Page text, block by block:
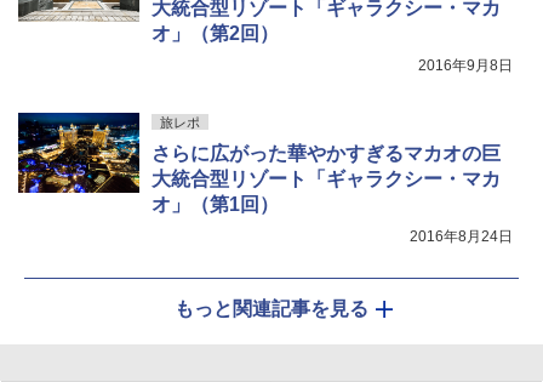
大統合型リゾート「ギャラクシー・マカ
オ」（第2回）
2016年9月8日
旅レポ
さらに広がった華やかすぎるマカオの巨
大統合型リゾート「ギャラクシー・マカ
オ」（第1回）
2016年8月24日
もっと関連記事を見る